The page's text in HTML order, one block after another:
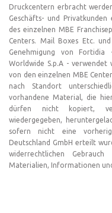
Druckcentern erbracht
Geschäfts- und
des einzelnen MBE
Centers. Mail Boxes Etc.
Genehmigung von
Worldwide S.p.A - verwendet
von den einzelnen MBE
nach Standort
vorhandene Material, die
dürfen nicht kopiert,
wiedergegeben,
sofern nicht eine
Deutschland GmbH erteilt
widerrechtlichen
Materialien, Informationen